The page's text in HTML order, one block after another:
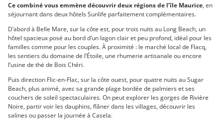
Ce combiné vous emmène découvrir deux régions de l’île Maurice, en
séjournant dans deux hôtels Sunlife parfaitement complémentaires.
D’abord à Belle Mare, sur la côte est, pour trois nuits au Long Beach, un
hôtel spacieux posé au bord d’un lagon clair et peu profond, idéal pour les
familles comme pour les couples. À proximité : le marché local de Flacq,
les sentiers du domaine de l’Étoile, une rhumerie artisanale ou encore
l’usine de thé de Bois Chéri.
Puis direction Flic-en-Flac, sur la côte ouest, pour quatre nuits au Sugar
Beach, plus animé, avec sa grande plage bordée de palmiers et ses
couchers de soleil spectaculaires. On peut explorer les gorges de Rivière
Noire, partir voir les dauphins, flâner dans les villages, découvrir les
salines ou passer la journée à Casela.